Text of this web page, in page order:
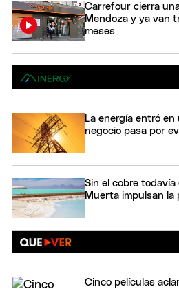
Carrefour cierra
Mendoza y ya van
meses
La energía entró en
negocio pasa por
Sin el cobre todavía
Muerta impulsan la
Cinco películas